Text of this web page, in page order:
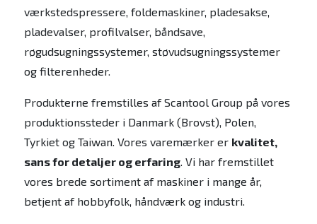
værkstedspressere, foldemaskiner, pladesakse,
pladevalser, profilvalser, båndsave,
røgudsugningssystemer, støvudsugningssystemer
og filterenheder.
Produkterne fremstilles af Scantool Group på vores
produktionssteder i Danmark (Brovst), Polen,
Tyrkiet og Taiwan. Vores varemærker er kvalitet,
sans for detaljer og erfaring. Vi har fremstillet
vores brede sortiment af maskiner i mange år,
betjent af hobbyfolk, håndværk og industri.